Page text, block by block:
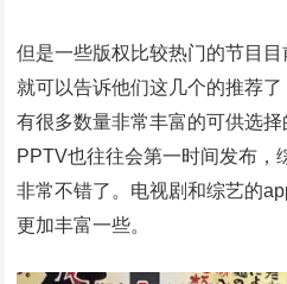
但是一些版权比较热门的节目
就可以告诉他们这几个的推荐
有很多数量非常丰富的可供选择
PPTV也往往会第一时间发布，
非常不错了。电视剧和综艺的
更加丰富一些。